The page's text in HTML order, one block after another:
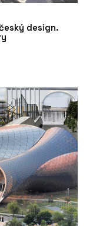
design.